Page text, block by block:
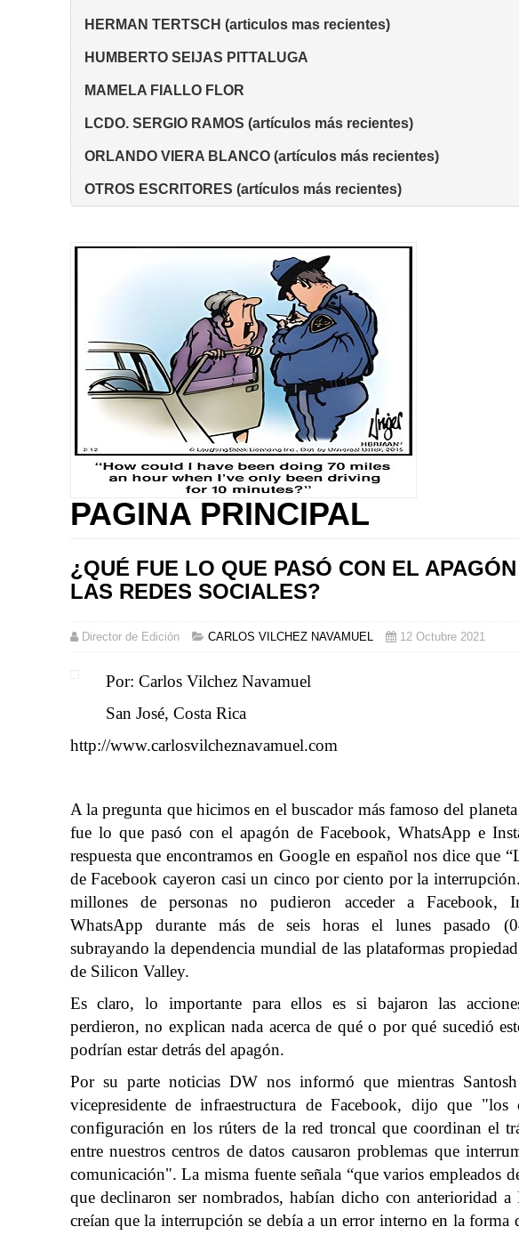
HERMAN TERTSCH (articulos mas recientes)
HUMBERTO SEIJAS PITTALUGA
MAMELA FIALLO FLOR
LCDO. SERGIO RAMOS (artículos más recientes)
ORLANDO VIERA BLANCO (artículos más recientes)
OTROS ESCRITORES (artículos más recientes)
PAGINA PRINCIPAL
¿QUÉ FUE LO QUE PASÓ CON EL
LAS REDES SOCIALES?
Director de Edición CARLOS VILCHEZ NAVAMUEL 12 Octubre 2021
Por: Carlos Vilchez Navamuel
San José, Costa Rica
http://www.carlosvilcheznavamuel.com
A la pregunta que hicimos en el buscador más famoso del
fue lo que pasó con el apagón de Facebook, WhatsApp e
respuesta que encontramos en Google en español nos dice que
de Facebook cayeron casi un cinco por ciento por la
millones de personas no pudieron acceder a Facebook,
WhatsApp durante más de seis horas el lunes pasado
subrayando la dependencia mundial de las plataformas
de Silicon Valley.
Es claro, lo importante para ellos es si bajaron las
perdieron, no explican nada acerca de qué o por qué sucedió
podrían estar detrás del apagón.
Por su parte noticias DW nos informó que mientras Santosh
vicepresidente de infraestructura de Facebook, dijo que "los
configuración en los rúters de la red troncal que coordinan el
entre nuestros centros de datos causaron problemas que
comunicación". La misma fuente señala “que varios empleados
que declinaron ser nombrados, habían dicho con anterioridad a
creían que la interrupción se debía a un error interno en la forma